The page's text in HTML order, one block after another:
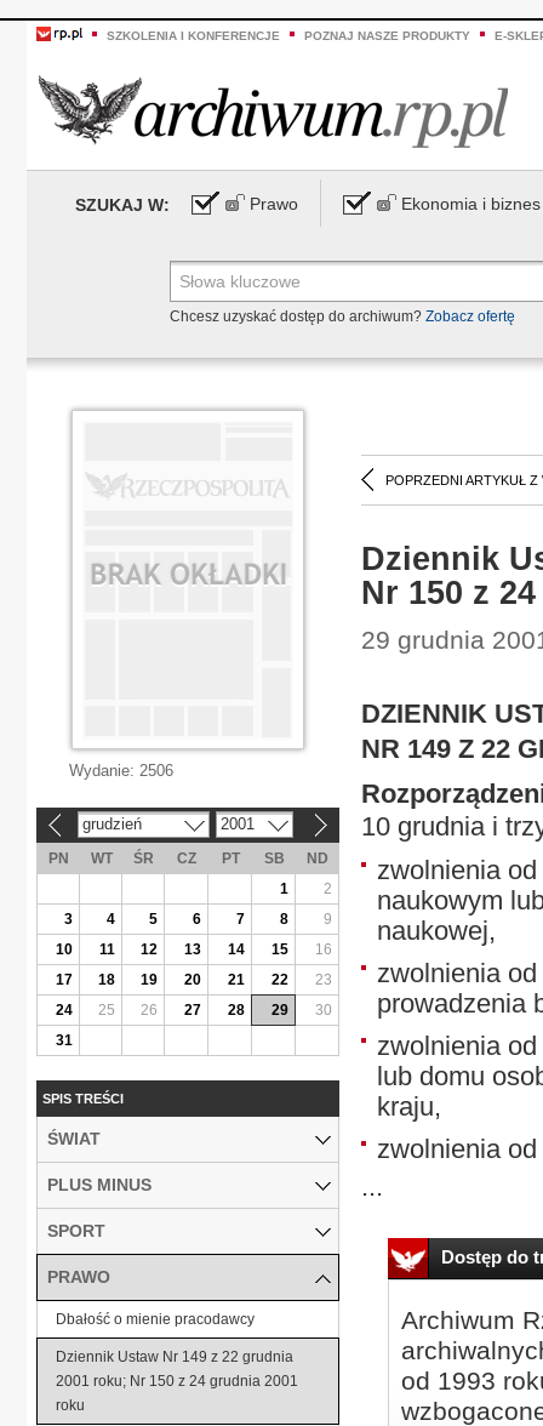
SZKOLENIA I KONFERENCJE POZNAJ NASZE PRODUKTY E-
SZUKAJ W: Prawo Ekonomia i biznes
Chcesz uzyskać dostęp do archiwum? Zobacz ofertę
POPRZEDNI ARTYKUŁ Z
Dziennik
Nr 150 z
29 grudnia
DZIENNIK
NR 149 Z 22
10 grudnia i
zwolnienia
naukowym
naukowej,
zwolnienia
prowadzenia
zwolnienia od
lub domu
kraju,
zwolnienia od
...
Dostęp do
Archiwum
od 1993
Wydanie: 2506
grudzień 2001
PN WT ŚR CZ PT SB
ND
1
2
3
4 5 6 7 8
9
10
11 12 13 14 15
16
17
18 19 20 21 22
23
24
25 26 27 28 29
30
31
SPIS TREŚCI
ŚWIAT
PLUS MINUS
SPORT
PRAWO
Dbałość o mienie pracodawcy
Dziennik Ustaw Nr 149 z 22 grudnia
2001 roku; Nr 150 z 24 grudnia 2001
roku